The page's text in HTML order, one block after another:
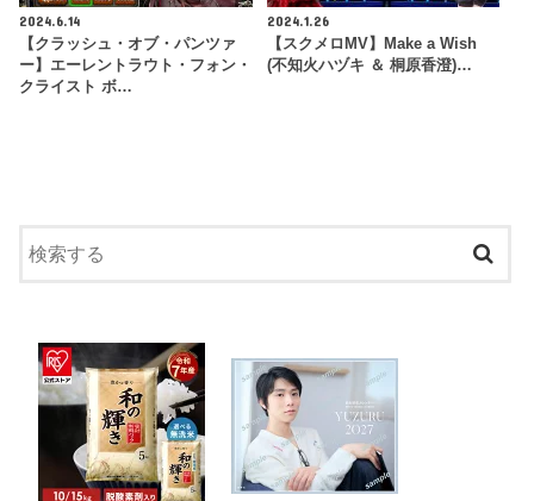
2024.6.14
【クラッシュ・オブ・パンツァ
ー】エーレントラウト・フォン・
クライスト ボ…
2024.1.26
【スクメロMV】Make a Wish
(不知火ハヅキ ＆ 桐原香澄)…